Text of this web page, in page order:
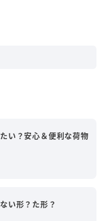
い？安心＆便利な荷物
い形？た形？